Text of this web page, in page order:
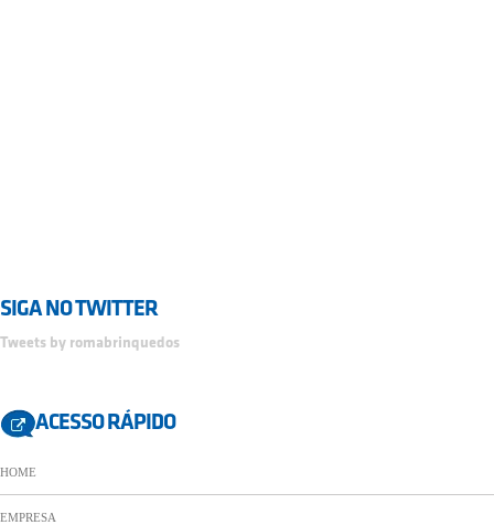
SIGA NO TWITTER
Tweets by romabrinquedos
ACESSO RÁPIDO
HOME
EMPRESA